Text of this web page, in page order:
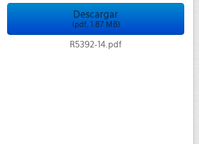
Descargar
(pdf, 1.87 MB)
R5392-14.pdf